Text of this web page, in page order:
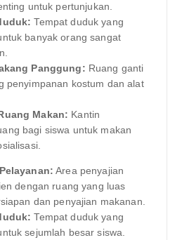
untuk pertunjukan.
Tempat duduk yang
banyak orang sangat
Panggung: Ruang ganti
penyimpanan kostum dan alat
Makan: Kantin
bagi siswa untuk makan
Area penyajian
dengan ruang yang luas
dan penyajian makanan.
Tempat duduk yang
sejumlah besar siswa.